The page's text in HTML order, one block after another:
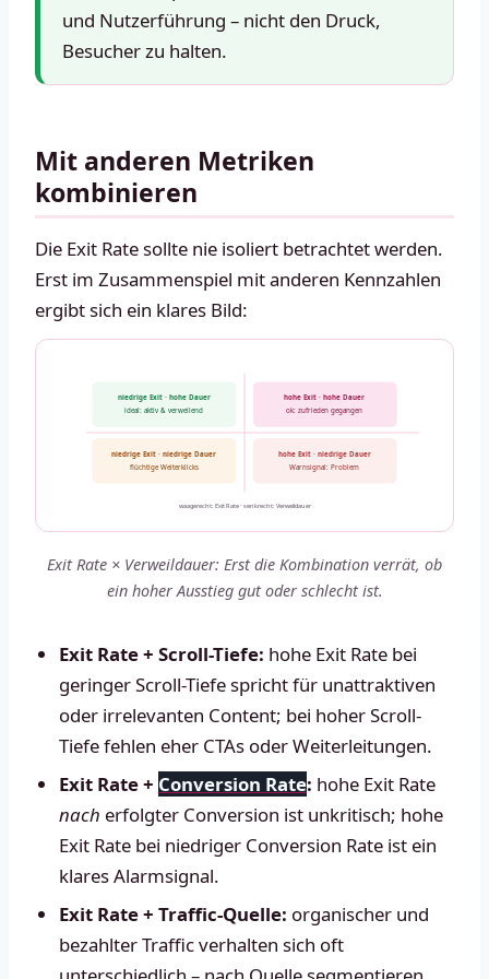
und Nutzerführung – nicht den Druck,
Besucher zu halten.
Mit anderen Metriken
kombinieren
Die Exit Rate sollte nie isoliert betrachtet werden.
Erst im Zusammenspiel mit anderen Kennzahlen
ergibt sich ein klares Bild:
niedrige Exit · hohe Dauer
ideal: aktiv & verweilend
hohe Exit · hohe Dauer
ok: zufrieden gegangen
niedrige Exit · niedrige Dauer
flüchtige Weiterklicks
hohe Exit · niedrige Dauer
Warnsignal: Problem
waagerecht: Exit Rate · senkrecht: Verweildauer
Exit Rate × Verweildauer: Erst die Kombination verrät, ob
ein hoher Ausstieg gut oder schlecht ist.
Exit Rate + Scroll-Tiefe: hohe Exit Rate bei
geringer Scroll-Tiefe spricht für unattraktiven
oder irrelevanten Content; bei hoher Scroll-
Tiefe fehlen eher CTAs oder Weiterleitungen.
Exit Rate + Conversion Rate: hohe Exit Rate
nach erfolgter Conversion ist unkritisch; hohe
Exit Rate bei niedriger Conversion Rate ist ein
klares Alarmsignal.
Exit Rate + Traffic-Quelle: organischer und
bezahlter Traffic verhalten sich oft